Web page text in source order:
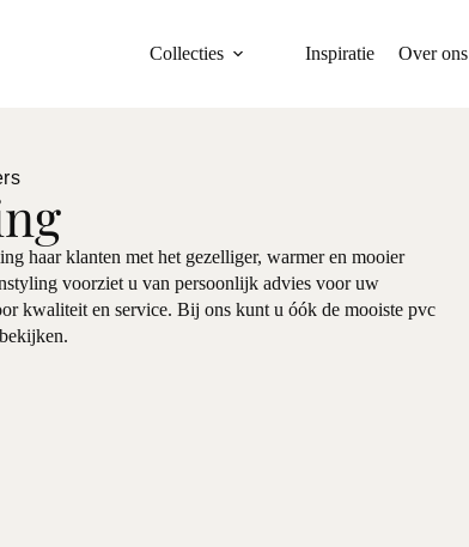
Collecties Inspiratie Over ons
haar klanten met het gezelliger, warmer en mooier
voorziet u van persoonlijk advies voor uw
kwaliteit en service. Bij ons kunt u óók de mooiste pvc